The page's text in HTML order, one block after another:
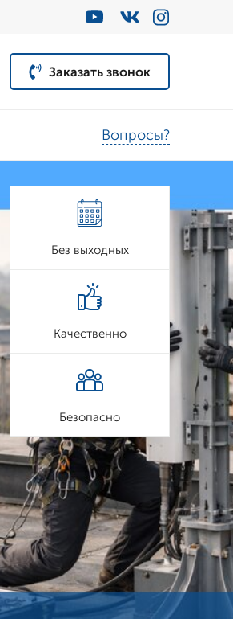
Заказать звонок
Вопросы?
Без выходных
Качественно
Безопасно